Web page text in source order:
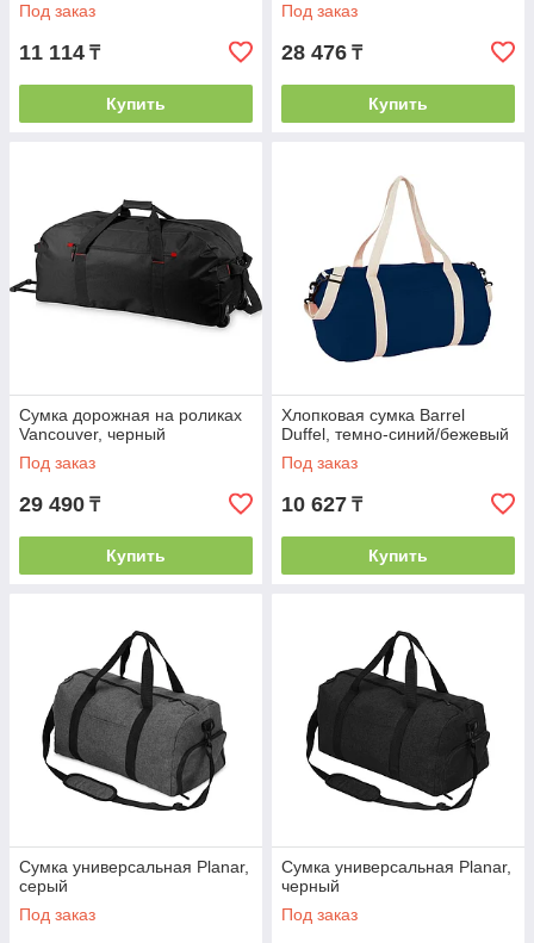
Под заказ
11 114 ₸
Купить
Под заказ
28 476 ₸
Купить
Сумка дорожная на роликах
Vancouver, черный
Под заказ
29 490 ₸
Купить
Хлопковая сумка Barrel
Duffel, темно-синий/бежевый
Под заказ
10 627 ₸
Купить
Сумка универсальная Planar,
серый
Под заказ
Сумка универсальная Planar,
черный
Под заказ